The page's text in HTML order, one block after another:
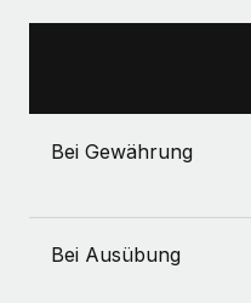
Bei Gewährung
Bei Ausübung